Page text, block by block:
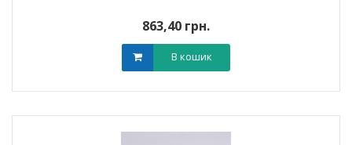
863,40 грн.
В кошик